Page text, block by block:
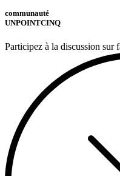
communauté
UNPOINTCINQ
Participez à la discussion sur